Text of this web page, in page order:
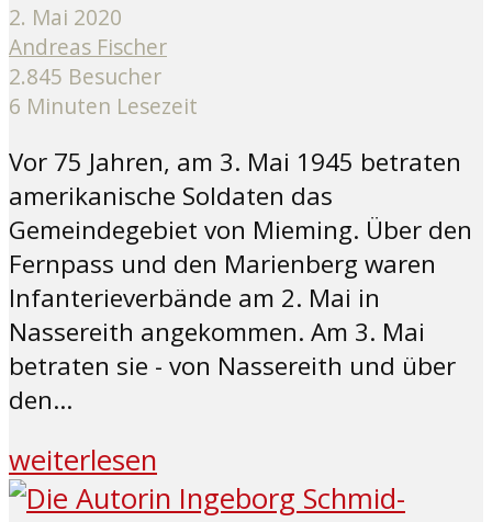
2. Mai 2020
Andreas Fischer
2.845 Besucher
6 Minuten Lesezeit
Vor 75 Jahren, am 3. Mai 1945 betraten
amerikanische Soldaten das
Gemeindegebiet von Mieming. Über den
Fernpass und den Marienberg waren
Infanterieverbände am 2. Mai in
Nassereith angekommen. Am 3. Mai
betraten sie - von Nassereith und über
den...
weiterlesen